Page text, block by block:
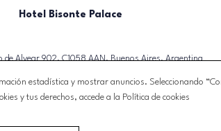
Hotel Bisonte Palace
de Alvear 902, C1058 AAN, Buenos Aires, Argentina
reservas@bisontepalace.com
estadística y mostrar anuncios. Seleccionando
y tus derechos, accede a la Política de cookies